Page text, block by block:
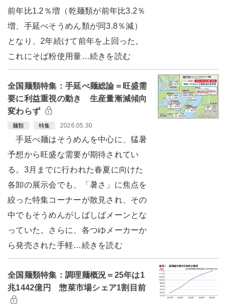
前年比1.2％増（乾麺類が前年比3.2％
増、手延べそうめん類が同3.8％減）
となり、2年続けて前年を上回った。
これにそば粉使用量…続きを読む
全国麺類特集：手延べ麺総論＝旺盛需
要に利益重視の動き 生産量漸減傾向
変わらず
麺類 特集 2026.05.30
手延べ麺はそうめんを中心に、猛暑
予想から旺盛な需要が期待されてい
る。3月までに行われた春夏に向けた
各卸の展示会でも、「暑さ」に焦点を
絞った特集コーナーが散見され、その
中でもそうめんがしばしばメーンとな
っていた。さらに、各つゆメーカーか
ら発売された手軽…続きを読む
全国麺類特集：調理麺概況＝25年は1
兆1442億円 惣菜市場シェア1割目前